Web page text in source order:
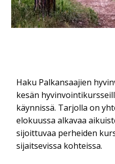
Haku Palkansaajien
kesän
käynnissä. Tarjolla on
elokuussa alkavaa
sijoittuvaa perheiden
sijaitsevissa kohteissa.